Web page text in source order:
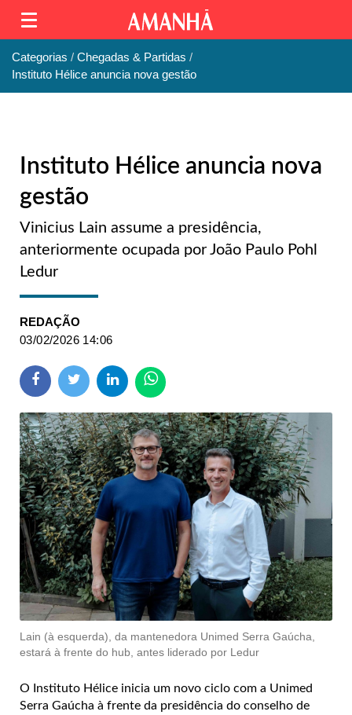
Categorias
Chegadas & Partidas
Instituto Hélice anuncia nova gestão
Instituto Hélice anuncia nova
gestão
Vinicius Lain assume a presidência,
anteriormente ocupada por João Paulo Pohl
Ledur
REDAÇÃO
03/02/2026 14:06
Lain (à esquerda), da mantenedora Unimed Serra Gaúcha,
estará à frente do hub, antes liderado por Ledur
O Instituto Hélice inicia um novo ciclo com a Unimed
Serra Gaúcha à frente da presidência do conselho de